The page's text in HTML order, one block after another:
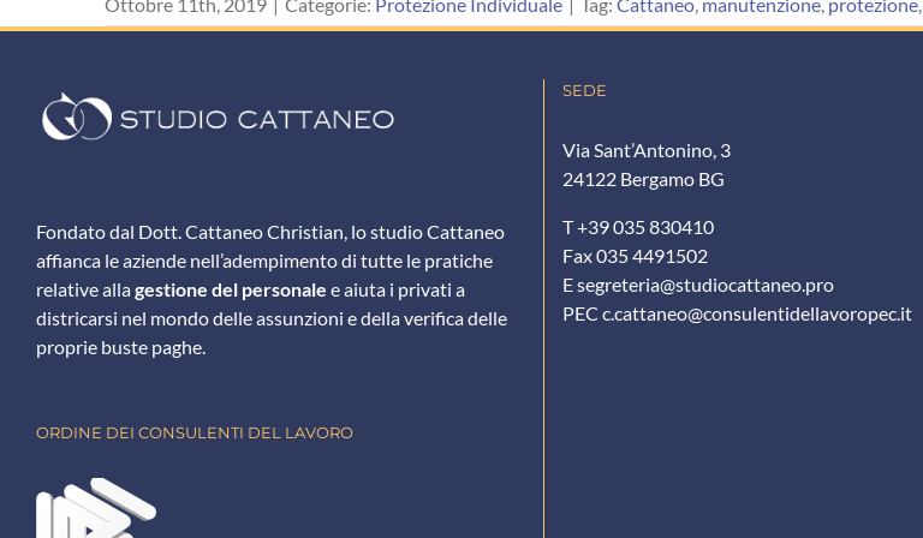
Fondato dal Dott. Cattaneo Christian, lo studio Cattaneo
affianca le aziende nell’adempimento di tutte le pratiche
relative allagestione del personale e aiuta i privati a
districarsi nel mondo delle assunzioni e della verifica delle
proprie buste paghe.
ORDINE DEI CONSULENTI DEL LAVORO
SEDE
Via Sant’Antonino, 3
24122 Bergamo BG
T +39 035 830410
Fax 035 4491502
Esegreteria@studiocattaneo.pro
PEC c.cattaneo@consulentidellavoropec.it